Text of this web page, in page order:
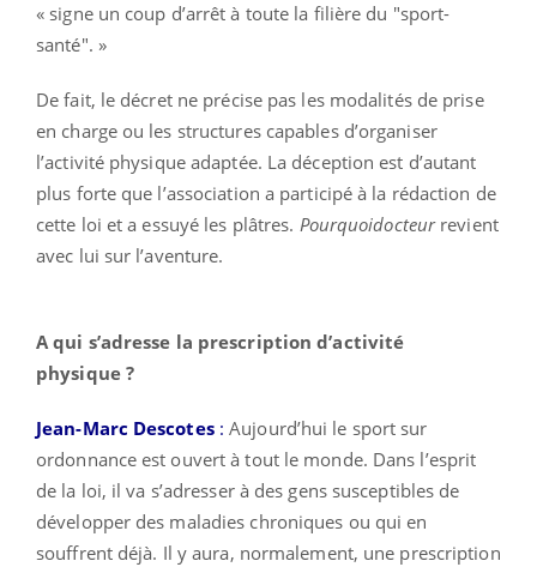
« signe un coup d’arrêt à toute la filière du "sport-
santé". »
De fait, le décret ne précise pas les modalités de prise
en charge ou les structures capables d’organiser
l’activité physique adaptée. La déception est d’autant
plus forte que l’association a participé à la rédaction de
cette loi et a essuyé les plâtres. Pourquoidocteur revient
avec lui sur l’aventure.
A qui s’adresse la prescription d’activité
physique ?
Jean-Marc Descotes : Aujourd’hui le sport sur
ordonnance est ouvert à tout le monde. Dans l’esprit
de la loi, il va s’adresser à des gens susceptibles de
développer des maladies chroniques ou qui en
souffrent déjà. Il y aura, normalement, une prescription